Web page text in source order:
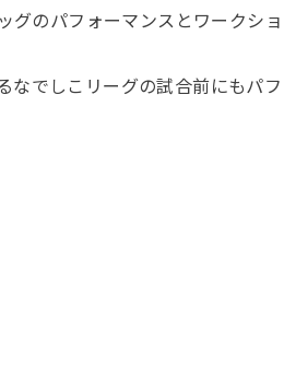
グのパフォーマンスとワークショ
なでしこリーグの試合前にもパフ